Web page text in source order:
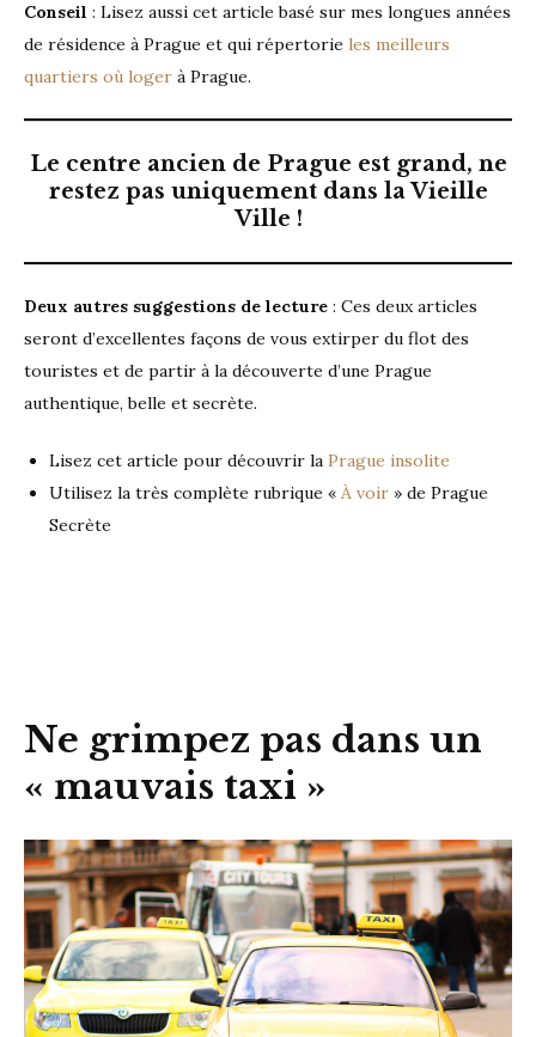
Conseil : Lisez aussi cet article basé sur mes longues années
de résidence à Prague et qui répertorie les meilleurs
quartiers où loger à Prague.
Le centre ancien de Prague est grand, ne
restez pas uniquement dans la Vieille
Ville !
Deux autres suggestions de lecture : Ces deux articles
seront d’excellentes façons de vous extirper du flot des
touristes et de partir à la découverte d’une Prague
authentique, belle et secrète.
Lisez cet article pour découvrir la Prague insolite
Utilisez la très complète rubrique « À voir » de Prague
Secrète
Ne grimpez pas dans un
« mauvais taxi »